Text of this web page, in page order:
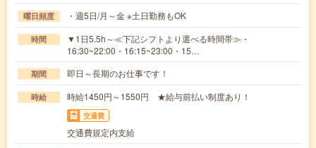
曜日頻度 ・週5日/月～金 ※土日勤務もOK
時間
▼1日5.5h～≪下記シフトより選べる時間帯≫・
16:30~22:00・16:15~23:00・15…
期間 即日～長期のお仕事です！
時給 時給1450円～1550円 ★給与前払い制度あり！
交通費
交通費規定内支給